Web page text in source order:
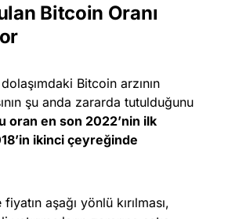
Bitcoin Oranı
Bitcoin arzının
şu anda zararda tutulduğunu
oran en son 2022’nin ilk
ikinci çeyreğinde
aşağı yönlü kırılması,